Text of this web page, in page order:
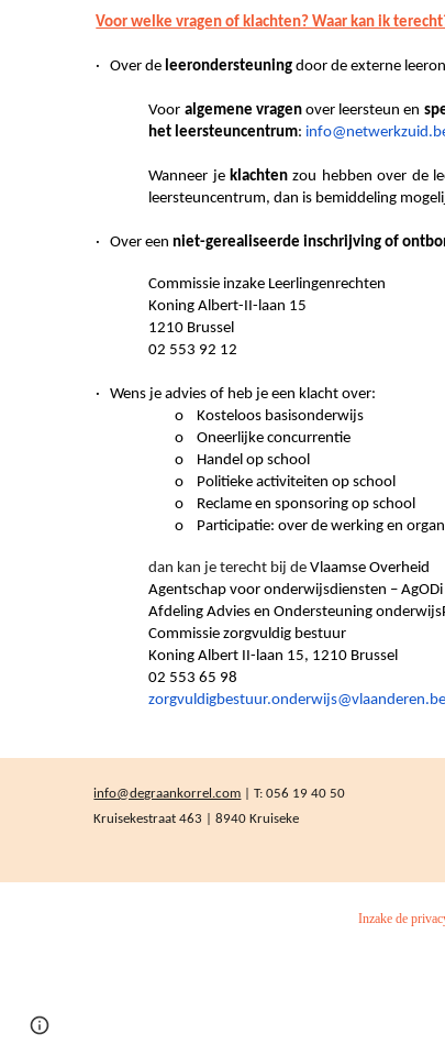
Voor welke vragen of klachten? Waar kan ik
· Over de leerondersteuningdoor de externe
Voor algemene vragenover leersteun en
het leersteuncentrum:
Wanneer jeklachten zou hebben over de
leersteuncentrum, dan is bemiddeling
· Over eenniet-gerealiseerde inschrijving of
Commissie inzake Leerlingenrechten
Koning Albert-II-laan 15
1210 Brussel
02 553 92 12
· Wens je advies of heb je een klacht over:
o Kosteloos basisonderwijs
o Oneerlijke concurrentie
o Handel op school
o Politieke activiteiten op school
o Reclame en sponsoring op school
o Participatie: over de werking en
dan kan je terecht bij deVlaamse Overheid
Agentschap voor onderwijsdiensten – AgODi
Afdeling Advies en Ondersteuning
Commissie zorgvuldig bestuur
Koning Albert II-laan 15, 1210 Brussel
02 553 65 98
zorgvuldigbestuur.onderwijs@vlaanderen.be
info@degraankorrel.com | T: 056 19 40 50
Kruisekestraat 463 | 8940 Kruiseke
Inzake de